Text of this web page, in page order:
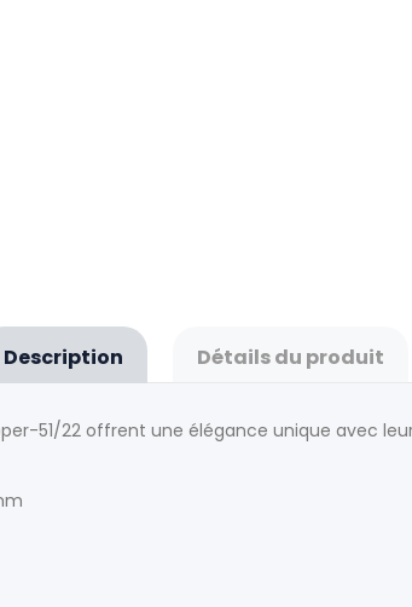
Description Détails du produit
51/22 offrent une élégance unique avec